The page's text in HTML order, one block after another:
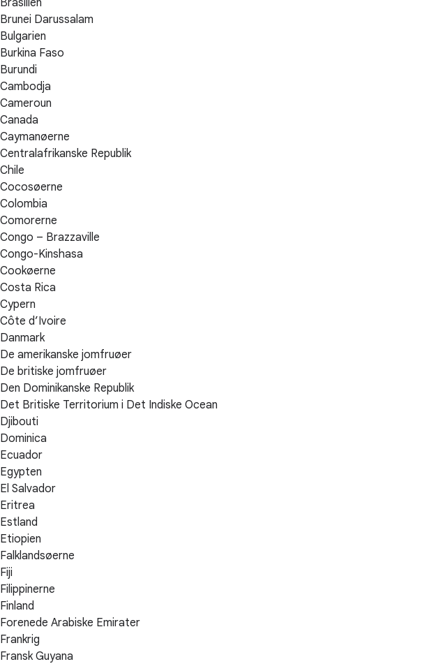
Brunei Darussalam
Bulgarien
Burkina Faso
Burundi
Cambodja
Cameroun
Canada
Caymanøerne
Centralafrikanske Republik
Chile
Cocosøerne
Colombia
Comorerne
Congo – Brazzaville
Congo-Kinshasa
Cookøerne
Costa Rica
Cypern
Côte d’Ivoire
Danmark
De amerikanske jomfruøer
De britiske jomfruøer
Den Dominikanske Republik
Det Britiske Territorium i Det Indiske Ocean
Djibouti
Dominica
Ecuador
Egypten
El Salvador
Eritrea
Estland
Etiopien
Falklandsøerne
Fiji
Filippinerne
Finland
Forenede Arabiske Emirater
Frankrig
Fransk Guyana